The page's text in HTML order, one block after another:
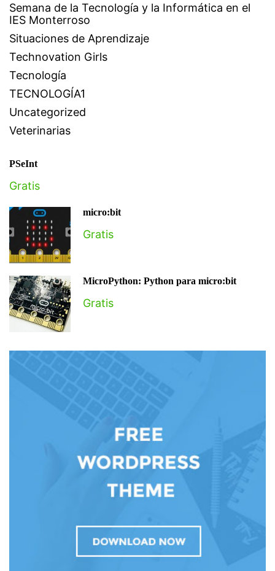
Semana de la Tecnología y la Informática en el
IES Monterroso
Situaciones de Aprendizaje
Technovation Girls
Tecnología
TECNOLOGÍA1
Uncategorized
Veterinarias
PSeInt
Gratis
micro:bit
Gratis
MicroPython: Python para micro:bit
Gratis